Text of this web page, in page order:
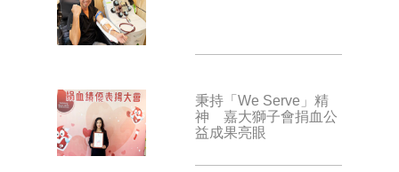
秉持「We Serve」精
神 嘉大獅子會捐血公
益成果亮眼